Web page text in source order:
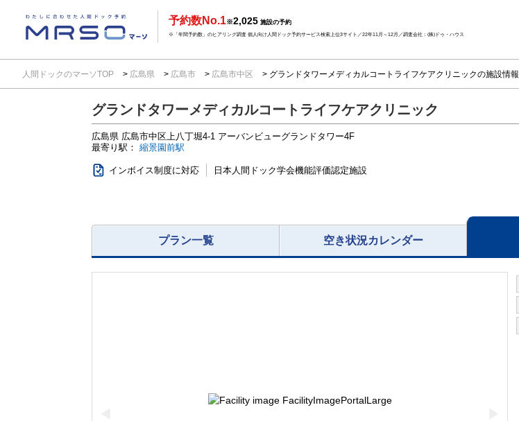
予約数No.1※2,025 施設の予約
※「年間予約数」のヒアリング調査 個人向け人間ドック予約サービス検索上位3サイト／22年11月～12月／調査会社：(株)ドゥ・ハウス
人間ドックのマーソTOP 広島県 広島市 広島市中区 グランドタワーメディカルコートライフケアクリニックの施設情報
グランドタワーメディカルコートライフケアクリニック
広島県 広島市中区上八丁堀4-1 アーバンビューグランドタワー4F
最寄り駅： 縮景園前駅
インボイス制度に対応 日本人間ドック学会機能評価認定施設
プラン一覧 空き状況カレンダー